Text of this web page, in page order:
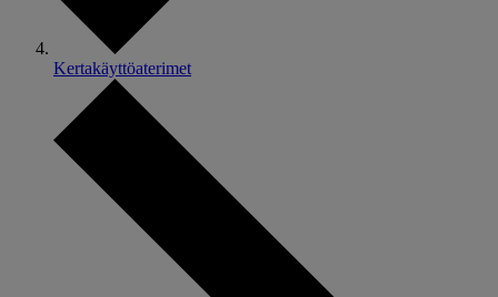
Kertakäyttöaterimet